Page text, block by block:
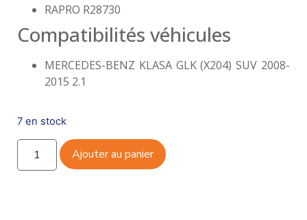
RAPRO R28730
Compatibilités véhicules
MERCEDES-BENZ KLASA GLK (X204) SUV 2008-
2015 2.1
7 en stock
Ajouter au panier